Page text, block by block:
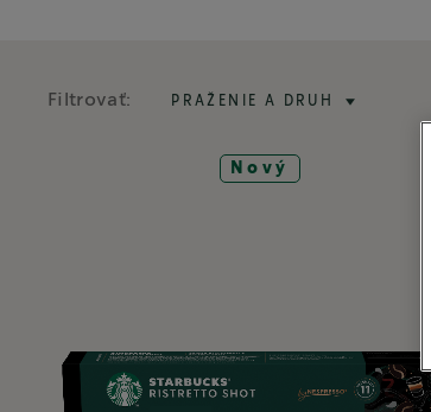
Filtrovať: PRAŽENIE A DRUH
Nový